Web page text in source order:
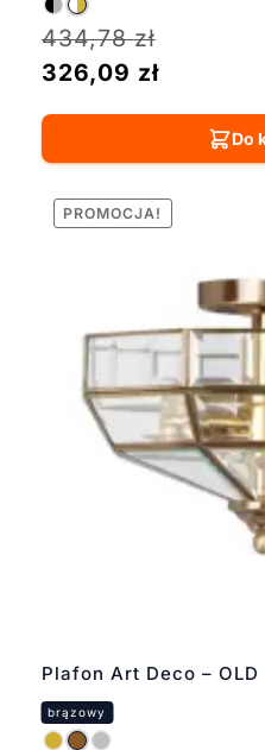
434,78zł
326,09 zł
Do
Plafon Art Deco – OLD
PROMOCJA!